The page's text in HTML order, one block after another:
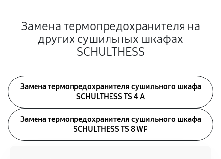
Замена термопредохранителя на
других сушильных шкафах
SCHULTHESS
Замена термопредохранителя сушильного шкафа
SCHULTHESS TS 4 A
Замена термопредохранителя сушильного шкафа
SCHULTHESS TS 8 WP